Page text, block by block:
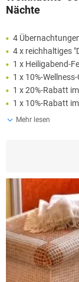
Nächte
4
4 x reichhaltiges
1 x Heiligabend-
1 x 10%-
1 x 20%-Rabatt
1 x 10%-Rabatt
Mehr lesen